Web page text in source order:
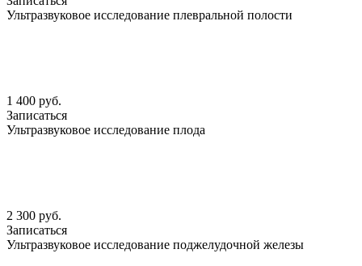
Ультразвуковое исследование плевральной полости
1 400 руб.
Записаться
Ультразвуковое исследование плода
2 300 руб.
Записаться
Ультразвуковое исследование поджелудочной железы